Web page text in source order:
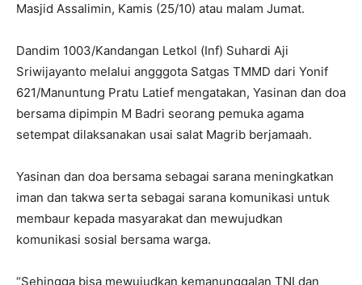
Masjid Assalimin, Kamis (25/10) atau malam Jumat.
Dandim 1003/Kandangan Letkol (Inf) Suhardi Aji
Sriwijayanto melalui angggota Satgas TMMD dari Yonif
621/Manuntung Pratu Latief mengatakan, Yasinan dan doa
bersama dipimpin M Badri seorang pemuka agama
setempat dilaksanakan usai salat Magrib berjamaah.
Yasinan dan doa bersama sebagai sarana meningkatkan
iman dan takwa serta sebagai sarana komunikasi untuk
membaur kepada masyarakat dan mewujudkan
komunikasi sosial bersama warga.
“Sehingga bisa mewujudkan kemanunggalan TNI dan